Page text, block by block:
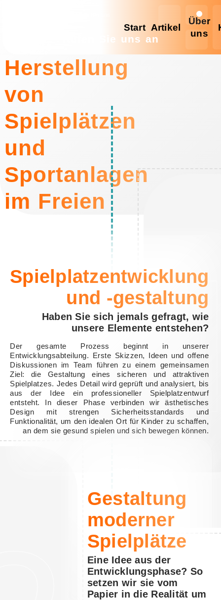
Start Artikel
Über
uns
Rufen Sie uns an
Herstellung
von
Spielplätzen
und
Sportanlagen
im Freien
Spielplatzentwicklung
und -gestaltung
Haben Sie sich jemals gefragt, wie
unsere Elemente entstehen?
Der gesamte Prozess beginnt in unserer
Entwicklungsabteilung. Erste Skizzen, Ideen und offene
Diskussionen im Team führen zu einem gemeinsamen
Ziel: die Gestaltung eines sicheren und attraktiven
Spielplatzes. Jedes Detail wird geprüft und analysiert, bis
aus der Idee ein professioneller Spielplatzentwurf
entsteht. In dieser Phase verbinden wir ästhetisches
Design mit strengen Sicherheitsstandards und
Funktionalität, um den idealen Ort für Kinder zu schaffen,
an dem sie gesund spielen und sich bewegen können.
Gestaltung
moderner
Spielplätze
Eine Idee aus der
Entwicklungsphase? So
setzen wir sie vom
Papier in die Realität um